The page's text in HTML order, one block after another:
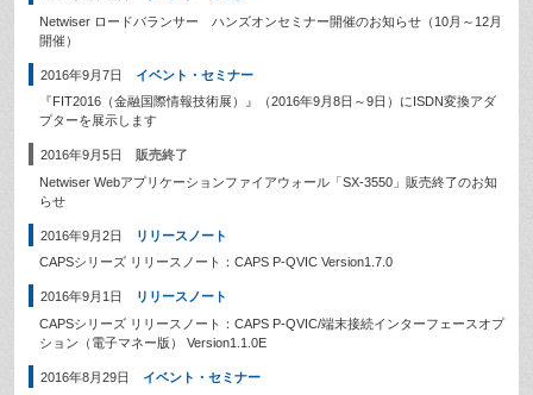
Netwiser ロードバランサー ハンズオンセミナー開催のお知らせ（10月～12月
開催）
2016年9月7日
イベント・セミナー
『FIT2016（金融国際情報技術展）』（2016年9月8日～9日）にISDN変換アダ
プターを展示します
2016年9月5日
販売終了
Netwiser Webアプリケーションファイアウォール「SX-3550」販売終了のお知
らせ
2016年9月2日
リリースノート
CAPSシリーズ リリースノート：CAPS P-QVIC Version1.7.0
2016年9月1日
リリースノート
CAPSシリーズ リリースノート：CAPS P-QVIC/端末接続インターフェースオプ
ション（電子マネー版） Version1.1.0E
2016年8月29日
イベント・セミナー